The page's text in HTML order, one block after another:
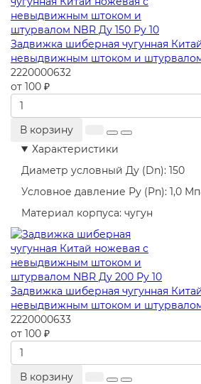
Задвижка шиберная чугунная
невыдвижным штоком и штурвалом
2220000632
от 100 ₽
В корзину
Характеристики
Диаметр условный Ду (Dn): 150
Условное давление Ру (Pn): 1,0
Материал корпуса: чугун
Задвижка шиберная чугунная
невыдвижным штоком и штурвалом
2220000633
от 100 ₽
В корзину